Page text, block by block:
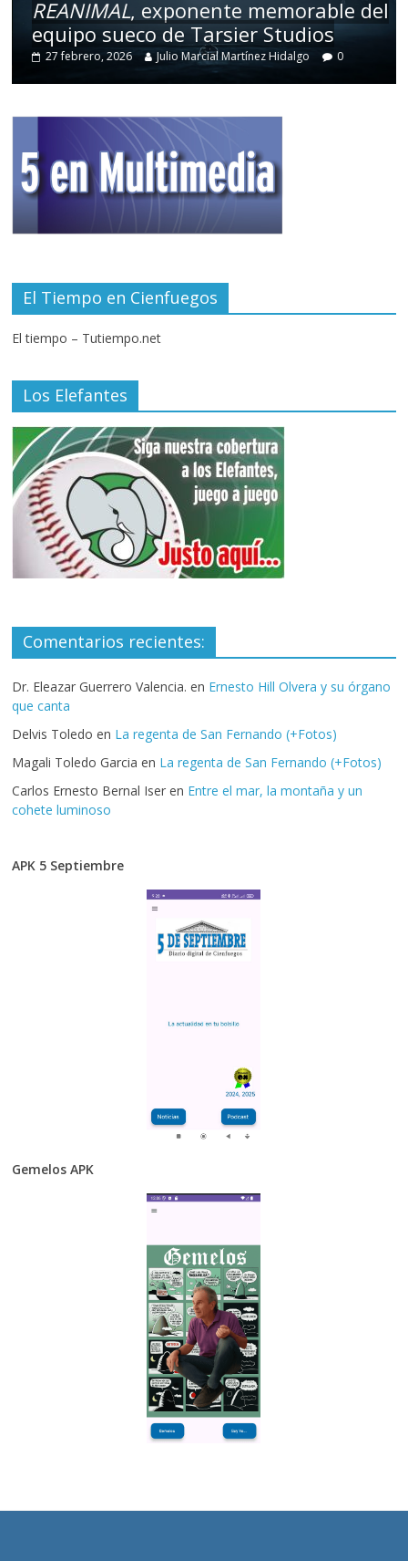
REANIMAL, exponente memorable del
equipo sueco de Tarsier Studios
27 febrero, 2026 Julio Marcial Martínez Hidalgo 0
El Tiempo en Cienfuegos
El tiempo – Tutiempo.net
Los Elefantes
Comentarios recientes:
Dr. Eleazar Guerrero Valencia. en Ernesto Hill Olvera y su órgano
que canta
Delvis Toledo en La regenta de San Fernando (+Fotos)
Magali Toledo Garcia en La regenta de San Fernando (+Fotos)
Carlos Ernesto Bernal Iser en Entre el mar, la montaña y un
cohete luminoso
APK 5 Septiembre
Gemelos APK